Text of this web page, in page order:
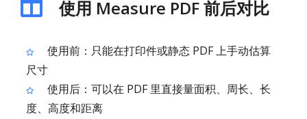
使用 Measure PDF 前后对比
使用前：只能在打印件或静态 PDF 上手动估算
尺寸
使用后：可以在 PDF 里直接量面积、周长、长
度、高度和距离